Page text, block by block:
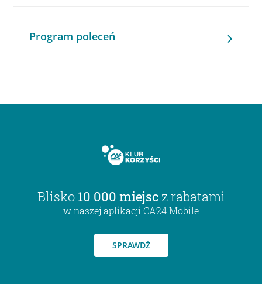
Program poleceń
Blisko 10 000 miejsc z rabatami
w naszej aplikacji CA24 Mobile
SPRAWDŹ